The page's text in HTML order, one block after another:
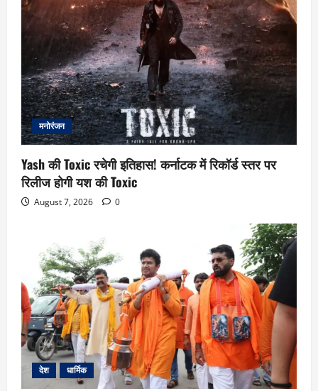
मनोरंजन
Yash की Toxic रचेगी इतिहास! कर्नाटक में रिकॉर्ड स्तर पर
रिलीज होगी यश की Toxic
August 7, 2026 0
देश धार्मिक